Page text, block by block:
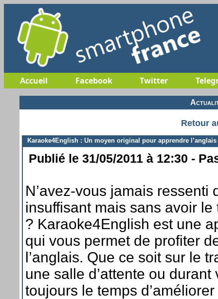
Accueil Facebook Twitter
Retour
Karaoke4English : Un moyen original pour apprendre l’anglais
Publié le 31/05/2011 à 12:30 -
N’avez-vous jamais
insuffisant mais sans avoir
? Karaoke4English est une
qui vous permet de profiter
l’anglais. Que ce soit sur le
une salle d’attente ou
toujours le temps